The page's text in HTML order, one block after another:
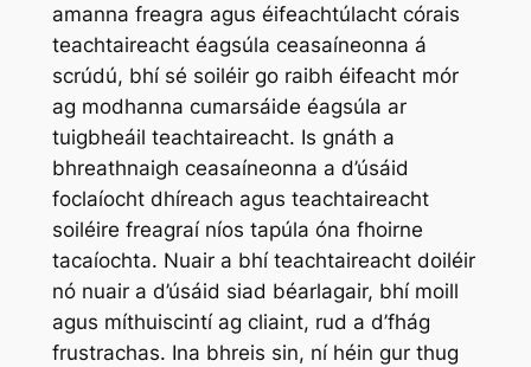
amanna freagra agus éifeachtúlacht córais
teachtaireacht éagsúla ceasaíneonna á
scrúdú, bhí sé soiléir go raibh éifeacht mór
ag modhanna cumarsáide éagsúla ar
tuigbheáil teachtaireacht. Is gnáth a
bhreathnaigh ceasaíneonna a d’úsáid
foclaíocht dhíreach agus teachtaireacht
soiléire freagraí níos tapúla óna fhoirne
tacaíochta. Nuair a bhí teachtaireacht doiléir
nó nuair a d’úsáid siad béarlagair, bhí moill
agus míthuiscintí ag cliaint, rud a d’fhág
frustrachas. Ina bhreis sin, ní héin gur thug